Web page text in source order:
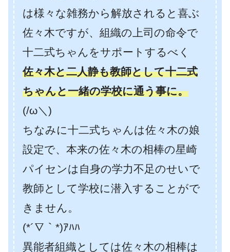
は様々な雑務から解放されると喜ぶ
佐々木ですが、組織の上司の命令で
十二式ちゃんをサポートするべく
佐々木と二人静も教師として十二式
ちゃんと一緒の学校に通う事に。
(/ω＼)
ちなみに十二式ちゃんは佐々木の娘
設定で、本来の佐々木の相棒の星崎
パイセンは自身の学力不足のせいで
教師として学校に潜入することがで
きません。
(*´∇｀*)ｱﾊﾊ
異能者組織としては佐々木の相棒は